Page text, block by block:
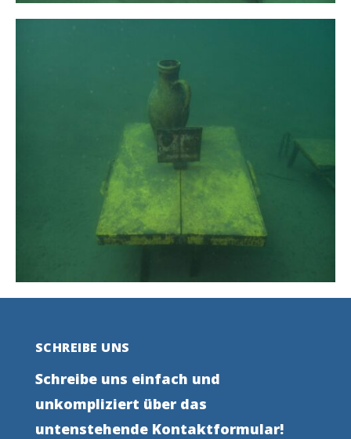
SCHREIBE UNS
Schreibe uns einfach und
unkompliziert über das
untenstehende Kontaktformular!